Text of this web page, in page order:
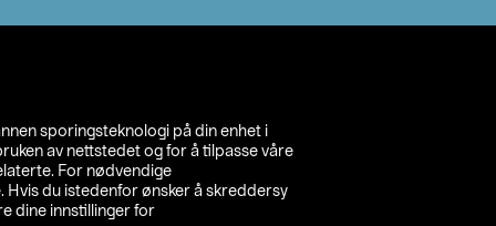
sporingsteknologi på din enhet i
av nettstedet og for å tilpasse våre
For nødvendige
Hvis du istedenfor ønsker å skreddersy
dine innstillinger for